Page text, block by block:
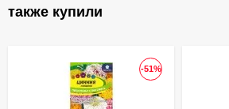
также купили
-51%